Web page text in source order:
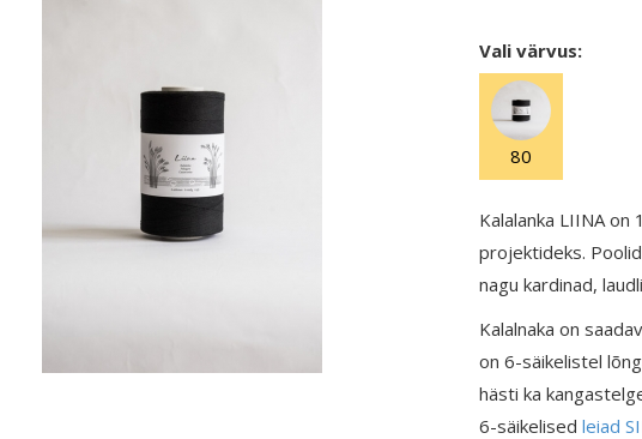
Vali värvus:
80
Kalalanka LIINA
projektideks.
nagu kardinad,
Kalalnaka on
on 6-säikelistel
hästi ka
6-säikelisedleiad